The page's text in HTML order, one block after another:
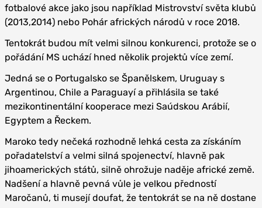
fotbalové akce jako jsou například Mistrovství světa klubů
(2013,2014) nebo Pohár afrických národů v roce 2018.
Tentokrát budou mít velmi silnou konkurenci, protože se o
pořádání MS uchází hned několik projektů více zemí.
Jedná se o Portugalsko se Španělskem, Uruguay s
Argentinou, Chile a Paraguayí a přihlásila se také
mezikontinentální kooperace mezi Saúdskou Arábií,
Egyptem a Řeckem.
Maroko tedy nečeká rozhodně lehká cesta za získáním
pořadatelství a velmi silná spojenectví, hlavně pak
jihoamerických států, silně ohrožuje naděje africké země.
Nadšení a hlavně pevná vůle je velkou předností
Maročanů, ti musejí doufat, že tentokrát se na ně dostane